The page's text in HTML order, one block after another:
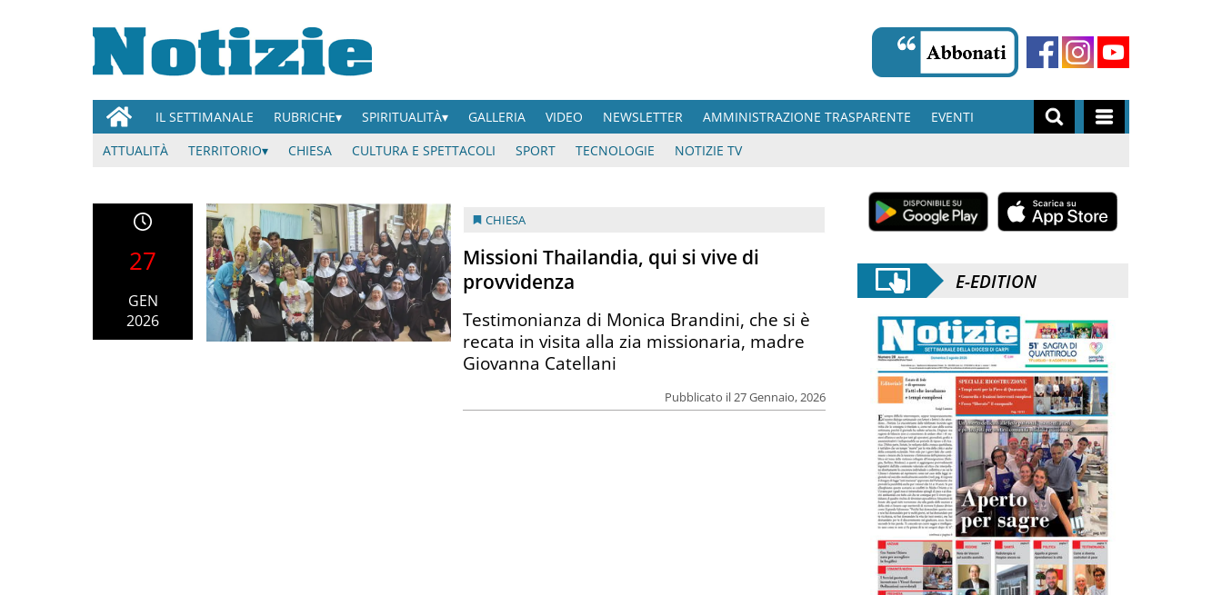
IL SETTIMANALE RUBRICHE SPIRITUALITÀ GALLERIA VIDEO NEWSLETTER AMMINISTRAZIONE TRASPARENTE
EVENTI
ATTUALITÀ
TERRITORIO CHIESA CULTURA E SPETTACOLI SPORT TECNOLOGIE NOTIZIE TV
27
GEN
2026
CHIESA
Missioni Thailandia, qui si vive di
provvidenza
Pubblicato il 27 Gennaio, 2026
Testimonianza di Monica Brandini, che si è
recata in visita alla zia missionaria, madre
Giovanna Catellani
E-EDITION